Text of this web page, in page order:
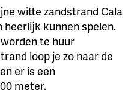
witte zandstrand Cala
kunnen spelen.
te huur
loop je zo naar de
er is een
meter.